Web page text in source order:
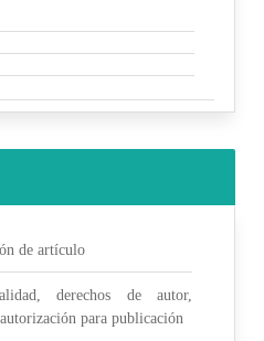
de artículo
derechos de autor,
para publicación